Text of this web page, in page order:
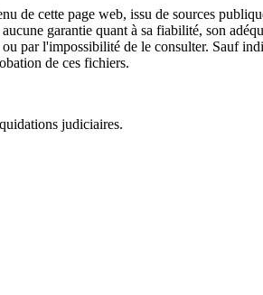
de cette page web, issu de sources
garantie quant à sa fiabilité, son
par l'impossibilité de le consulter. Sauf
de ces fichiers.
judiciaires.